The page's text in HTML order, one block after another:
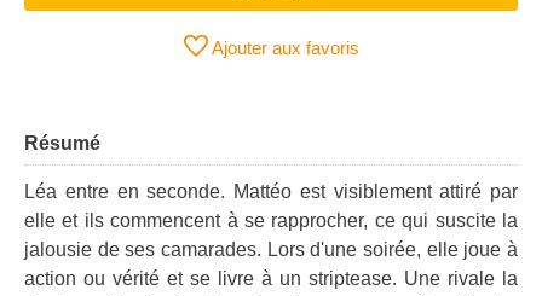
Ajouter aux favoris
Résumé
Léa entre en seconde. Mattéo est visiblement attiré par
elle et ils commencent à se rapprocher, ce qui suscite la
jalousie de ses camarades. Lors d'une soirée, elle joue à
action ou vérité et se livre à un striptease. Une rivale la